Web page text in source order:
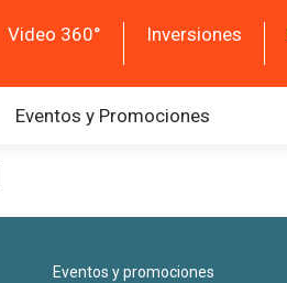
Video 360° Inversiones
Eventos y Promociones
Eventos y promociones